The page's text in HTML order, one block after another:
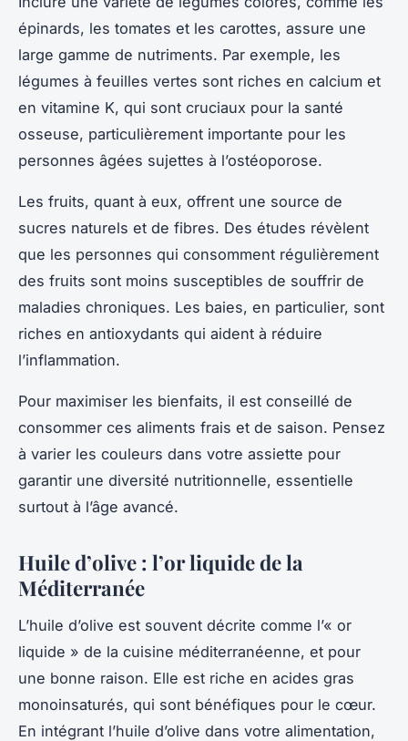
épinards, les tomates et les carottes, assure une
large gamme de nutriments. Par exemple, les
légumes à feuilles vertes sont riches en calcium et
en vitamine K, qui sont cruciaux pour la santé
osseuse, particulièrement importante pour les
personnes âgées sujettes à l’ostéoporose.
Les fruits, quant à eux, offrent une source de
sucres naturels et de fibres. Des études révèlent
que les personnes qui consomment régulièrement
des fruits sont moins susceptibles de souffrir de
maladies chroniques. Les baies, en particulier, sont
riches en antioxydants qui aident à réduire
l’inflammation.
Pour maximiser les bienfaits, il est conseillé de
consommer ces aliments frais et de saison. Pensez
à varier les couleurs dans votre assiette pour
garantir une diversité nutritionnelle, essentielle
surtout à l’âge avancé.
Huile d’olive : l’or liquide de la
Méditerranée
L’huile d’olive est souvent décrite comme l’« or
liquide » de la cuisine méditerranéenne, et pour
une bonne raison. Elle est riche en acides gras
monoinsaturés, qui sont bénéfiques pour le cœur.
En intégrant l’huile d’olive dans votre alimentation,